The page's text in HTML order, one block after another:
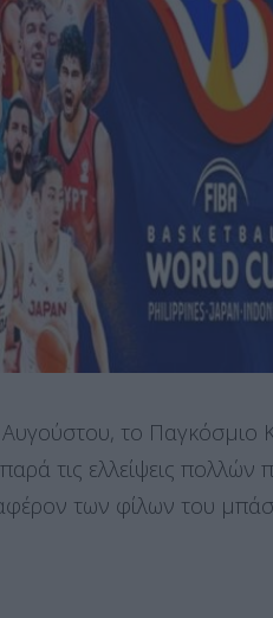
το Παγκόσμιο
τις ελλείψεις πολλών
των φίλων του